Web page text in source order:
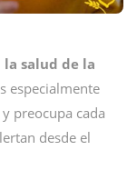
salud de la
especialmente
preocupa cada
desde el